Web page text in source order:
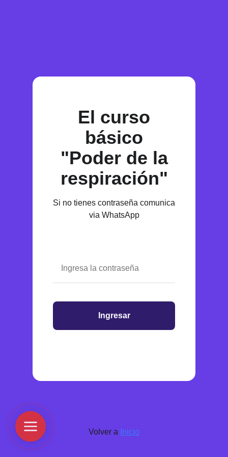
El curso
básico
"Poder de la
respiración"
Si no tienes contraseña comunica
via WhatsApp
Ingresar
Volver a Inicio